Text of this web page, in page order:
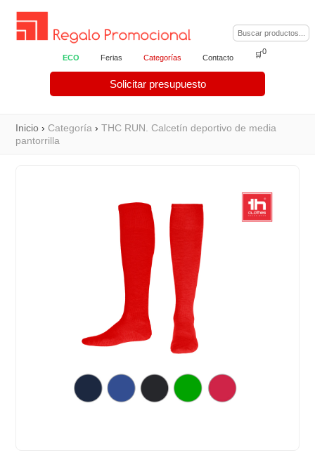
ECO Ferias Categorías Contacto
Solicitar presupuesto
🛒0
Inicio ›Categoría ›THC RUN. Calcetín deportivo de media
pantorrilla